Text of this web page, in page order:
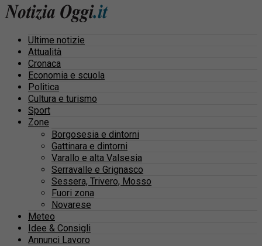
Ultime notizie
Attualità
Cronaca
Economia e scuola
Politica
Cultura e turismo
Sport
Zone
Borgosesia e dintorni
Gattinara e dintorni
Varallo e alta Valsesia
Serravalle e Grignasco
Sessera, Trivero, Mosso
Fuori zona
Novarese
Meteo
Idee & Consigli
Annunci Lavoro